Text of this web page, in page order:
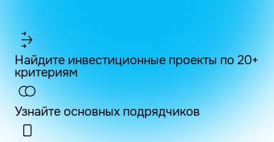
Найдите инвестиционные проекты по 20+
критериям
Узнайте основных подрядчиков